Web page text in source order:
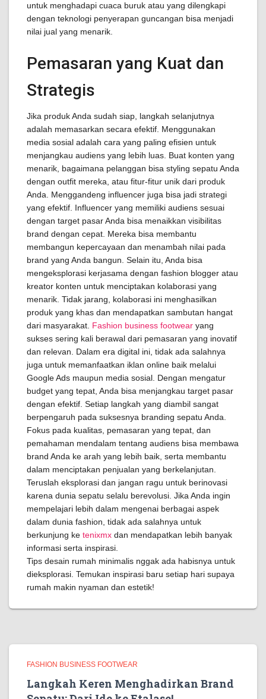
untuk menghadapi cuaca buruk atau yang dilengkapi
dengan teknologi penyerapan guncangan bisa menjadi
nilai jual yang menarik.
Pemasaran yang Kuat dan
Strategis
Jika produk Anda sudah siap, langkah selanjutnya
adalah memasarkan secara efektif. Menggunakan
media sosial adalah cara yang paling efisien untuk
menjangkau audiens yang lebih luas. Buat konten yang
menarik, bagaimana pelanggan bisa styling sepatu Anda
dengan outfit mereka, atau fitur-fitur unik dari produk
Anda. Menggandeng influencer juga bisa jadi strategi
yang efektif. Influencer yang memiliki audiens sesuai
dengan target pasar Anda bisa menaikkan visibilitas
brand dengan cepat. Mereka bisa membantu
membangun kepercayaan dan menambah nilai pada
brand yang Anda bangun. Selain itu, Anda bisa
mengeksplorasi kerjasama dengan fashion blogger atau
kreator konten untuk menciptakan kolaborasi yang
menarik. Tidak jarang, kolaborasi ini menghasilkan
produk yang khas dan mendapatkan sambutan hangat
dari masyarakat. Fashion business footwear yang
sukses sering kali berawal dari pemasaran yang inovatif
dan relevan. Dalam era digital ini, tidak ada salahnya
juga untuk memanfaatkan iklan online baik melalui
Google Ads maupun media sosial. Dengan mengatur
budget yang tepat, Anda bisa menjangkau target pasar
dengan efektif. Setiap langkah yang diambil sangat
berpengaruh pada suksesnya branding sepatu Anda.
Fokus pada kualitas, pemasaran yang tepat, dan
pemahaman mendalam tentang audiens bisa membawa
brand Anda ke arah yang lebih baik, serta membantu
dalam menciptakan penjualan yang berkelanjutan.
Teruslah eksplorasi dan jangan ragu untuk berinovasi
karena dunia sepatu selalu berevolusi. Jika Anda ingin
mempelajari lebih dalam mengenai berbagai aspek
dalam dunia fashion, tidak ada salahnya untuk
berkunjung ke tenixmx dan mendapatkan lebih banyak
informasi serta inspirasi.
Tips desain rumah minimalis nggak ada habisnya untuk
dieksplorasi. Temukan inspirasi baru setiap hari supaya
rumah makin nyaman dan estetik!
FASHION BUSINESS FOOTWEAR
Langkah Keren Menghadirkan Brand